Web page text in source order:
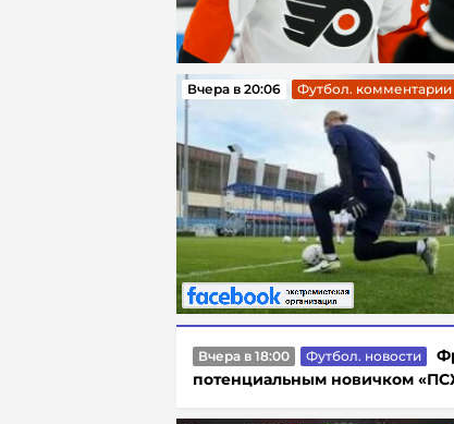
Вчера в 20:06 Футбол. комментарии
Вчера в 18:00 Футбол. новости
потенциальным новичком